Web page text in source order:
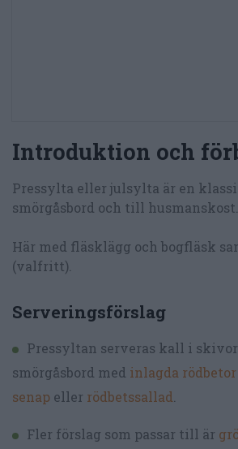
Introduktion och
Pressylta eller julsylta är en
smörgåsbord och till husmanskost.
Här med fläsklägg och bogfläsk
(valfritt).
Serveringsförslag
Pressyltan serveras kall i
smörgåsbord med inlagda rödbetor
senap eller rödbetssallad.
Fler förslag som passar till är